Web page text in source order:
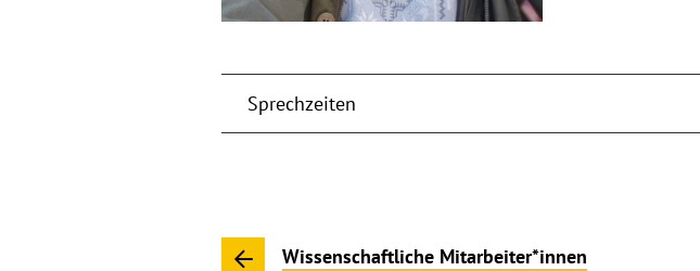
Sprechzeiten
Wissenschaftliche Mitarbeiter*innen